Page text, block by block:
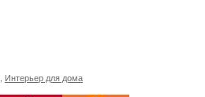
Интерьер для дома